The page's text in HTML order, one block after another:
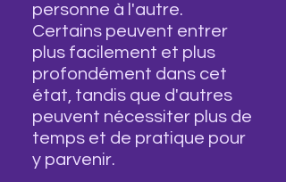
personne à l'autre.
Certains peuvent entrer
plus facilement et plus
profondément dans cet
état, tandis que d'autres
peuvent nécessiter plus de
temps et de pratique pour
y parvenir.